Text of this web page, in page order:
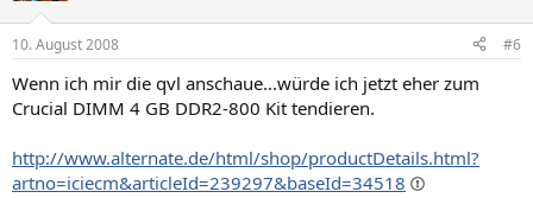
10. August 2008 #6
Wenn ich mir die qvl anschaue...würde ich jetzt eher zum
Crucial DIMM 4 GB DDR2-800 Kit tendieren.
http://www.alternate.de/html/shop/productDetails.html?
artno=iciecm&articleId=239297&baseId=34518